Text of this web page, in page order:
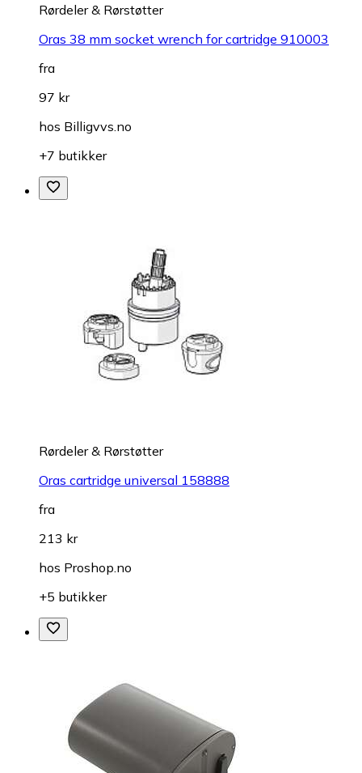
Rørdeler & Rørstøtter
Oras 38 mm socket wrench for cartridge 910003
fra
97 kr
hos Billigvvs.no
+7 butikker
Rørdeler & Rørstøtter
Oras cartridge universal 158888
fra
213 kr
hos Proshop.no
+5 butikker